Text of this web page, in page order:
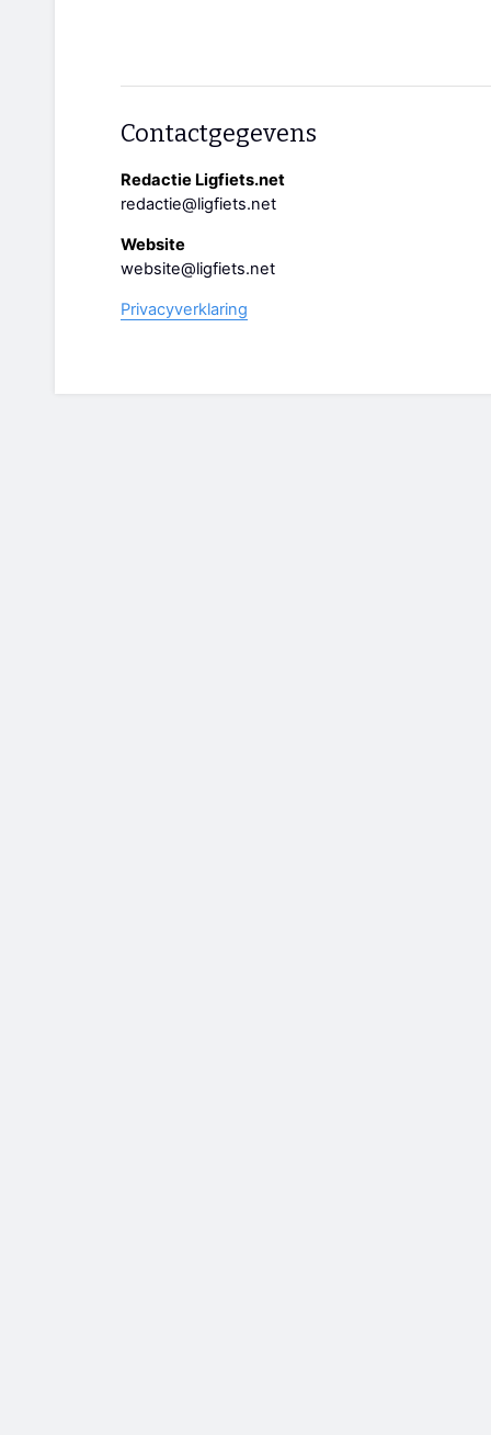
Contactgegevens
Redactie Ligfiets.net
redactie@ligfiets.net
Website
website@ligfiets.net
Privacyverklaring